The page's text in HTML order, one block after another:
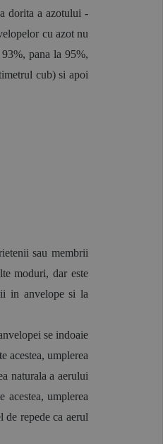
dorita a azotului -
cu azot nu
pana la 95%,
cub) si apoi
sau membrii
moduri, dar este
in anvelope si la
se indoaie
acestea, umplerea
naturala a aerului
umplerea
repede ca aerul